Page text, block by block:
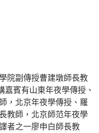
院副傳授曹建墩師長教
嘉賓有山東年夜學傳授、
，北京年夜學傳授、羅
教師，北京師范年夜學
者之一廖申白師長教